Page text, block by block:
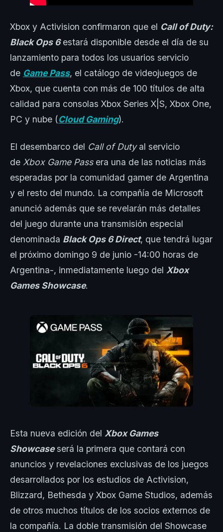
Xbox y Activision confirmaron que el Call of Duty:
Black Ops 6estará disponible desde el día de su
lanzamiento para todos los usuarios servicio
de Game Pass, el catálogo de videojuegos de
Xbox, que cuenta con más de 100 títulos de alta
calidad para consolas Xbox Series X|S, Xbox One,
PC y nube (Cloud Gaming).
El desembarco del Call of Dutyal servicio
de Xbox Game Passera una de las noticias más
esperadas por la comunidad gamer de Argentina
y el resto del mundo. La compañía de Microsoft
anunció además que se revelarán más detalles
del juego durante una transmisión especial
denominada Black Ops 6 Direct, que tendrá lugar
el próximo domingo 9 de junio -14:00 horas de
Argentina-, inmediatamente luego del Xbox
Games Showcase.
Esta nueva edición del Xbox Games
Showcaseserá la primera que contará con
anuncios y revelaciones exclusivas de los juegos
desarrollados por los estudios de Activision,
Blizzard, Bethesda y Xbox Game Studios, además
de otros muchos títulos de los socios externos de
la compañía. La doble transmisión del Showcase